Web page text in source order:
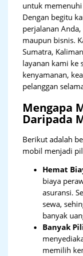
untuk
Dengan begitu
perjalanan
maupun bisnis.
Sumatra,
layanan kami ke
kenyamanan,
pelanggan
Mengapa
Daripada
Berikut adalah
mobil menjadi
Hemat
biaya
asuransi.
sewa,
banyak
Banyak
memilih